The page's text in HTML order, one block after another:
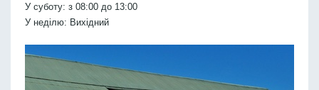
У суботу: з 08:00 до 13:00
У неділю: Вихідний